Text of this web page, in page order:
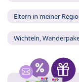
Eltern in meiner
Wichteln,